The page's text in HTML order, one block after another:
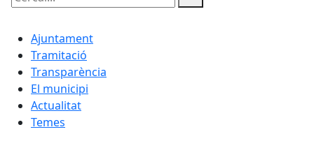
Cercar:
Ajuntament
Tramitació
Transparència
El municipi
Actualitat
Temes